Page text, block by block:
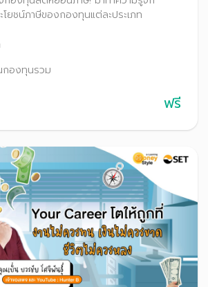
โยชน์ภาษีของกองทุนแต่ละประเภท
กองทุนรวม
ฟรี